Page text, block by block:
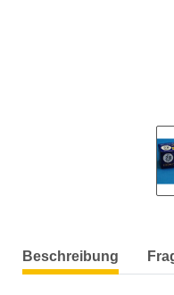
weitere Registerkarten
Beschreibung